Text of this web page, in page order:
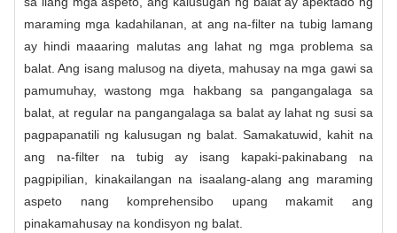
maraming mga kadahilanan, at ang na-filter na tubig lamang
ay hindi maaaring malutas ang lahat ng mga problema sa
balat. Ang isang malusog na diyeta, mahusay na mga gawi sa
pamumuhay, wastong mga hakbang sa pangangalaga sa
balat, at regular na pangangalaga sa balat ay lahat ng susi sa
pagpapanatili ng kalusugan ng balat. Samakatuwid, kahit na
ang na-filter na tubig ay isang kapaki-pakinabang na
pagpipilian, kinakailangan na isaalang-alang ang maraming
aspeto nang komprehensibo upang makamit ang
pinakamahusay na kondisyon ng balat.